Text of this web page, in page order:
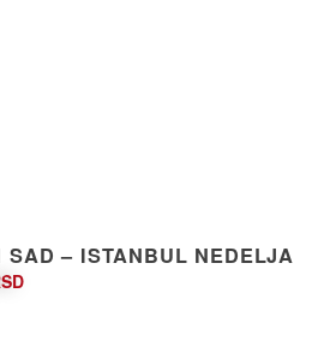
SAD – ISTANBUL NEDELJA